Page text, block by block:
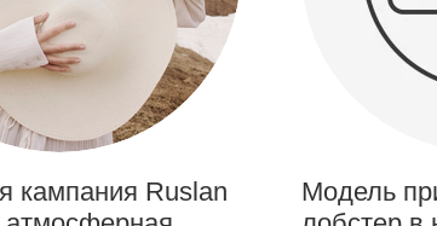
кампания Ruslan
Модель